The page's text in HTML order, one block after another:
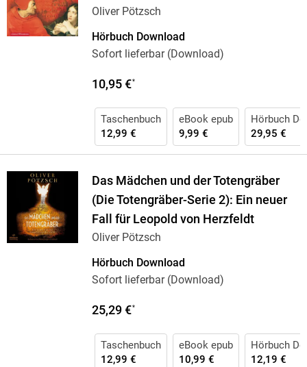
Oliver Pötzsch
Hörbuch Download
Sofort lieferbar (Download)
10,95 €*
Taschenbuch
12,99 €
eBook epub
9,99 €
Hörbuch
29,95 €
Das Mädchen und der Totengräber
(Die Totengräber-Serie 2): Ein neuer
Fall für Leopold von Herzfeldt
Oliver Pötzsch
Hörbuch Download
Sofort lieferbar (Download)
25,29 €*
Taschenbuch
12,99 €
eBook epub
10,99 €
Hörbuch
12,19 €